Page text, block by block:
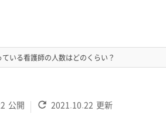
いる看護師の人数はどのくらい？
公開 2021.10.22 更新